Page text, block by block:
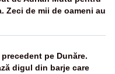
Zeci de mii de oameni au
pe Dunăre.
digul din barje care